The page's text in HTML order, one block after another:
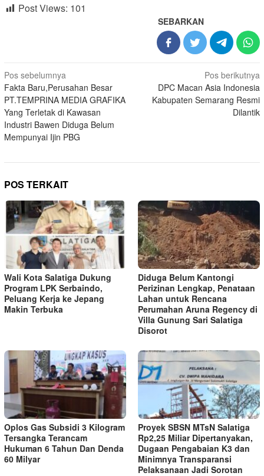
Post Views: 101
SEBARKAN
Navigasi
pos
Pos sebelumnya
Fakta Baru,Perusahan Besar
PT.TEMPRINA MEDIA GRAFIKA
Yang Terletak di Kawasan
Industri Bawen Diduga Belum
Mempunyai Ijin PBG
Pos berikutnya
DPC Macan Asia Indonesia
Kabupaten Semarang Resmi
Dilantik
POS TERKAIT
Wali Kota Salatiga Dukung
Program LPK Serbaindo,
Peluang Kerja ke Jepang
Makin Terbuka
Diduga Belum Kantongi
Perizinan Lengkap, Penataan
Lahan untuk Rencana
Perumahan Aruna Regency di
Villa Gunung Sari Salatiga
Disorot
Oplos Gas Subsidi 3 Kilogram
Tersangka Terancam
Hukuman 6 Tahun Dan Denda
60 Milyar
Proyek SBSN MTsN Salatiga
Rp2,25 Miliar Dipertanyakan,
Dugaan Pengabaian K3 dan
Minimnya Transparansi
Pelaksanaan Jadi Sorotan